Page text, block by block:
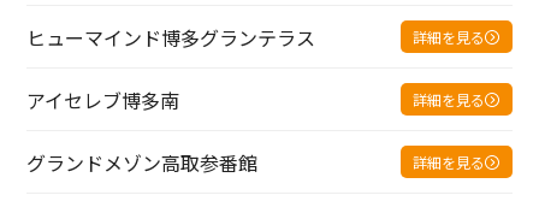
ヒューマインド博多グランテラス 詳細を見る
アイセレブ博多南 詳細を見る
グランドメゾン高取参番館 詳細を見る